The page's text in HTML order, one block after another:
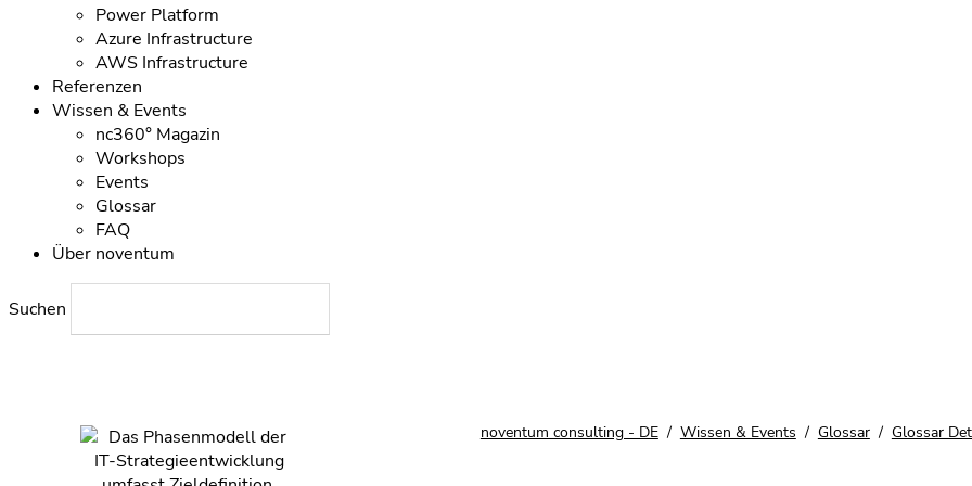
Power Platform
Azure Infrastructure
AWS Infrastructure
Referenzen
Wissen & Events
nc360° Magazin
Workshops
Events
Glossar
FAQ
Über noventum
Suchen
noventum consulting - DE Wissen & Events Glossar Glossar